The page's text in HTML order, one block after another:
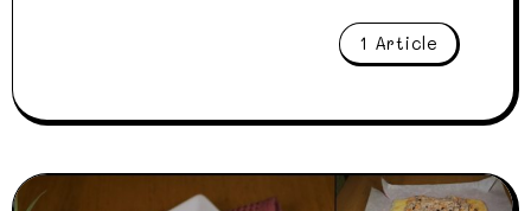
1 Article